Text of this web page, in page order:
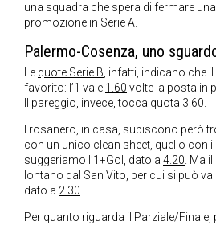
una squadra che spera di fermare
promozione in Serie A.
Palermo-Cosenza, uno
Le quote Serie B, infatti, indicano che
favorito: l’1 vale 1.60 volte la posta in
Il pareggio, invece, tocca quota 3.60.
I rosanero, in casa, subiscono però
con un unico clean sheet, quello con
suggeriamo l’1+Gol, dato a 4.20. Ma
lontano dal San Vito, per cui si può
dato a 2.30.
Per quanto riguarda il Parziale/